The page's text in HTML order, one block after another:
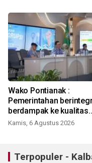
Wako Pontianak :
Pemerintahan
berdampak ke kualitas
pelayanan warga
Kamis, 6 Agustus 2026
Terpopuler -